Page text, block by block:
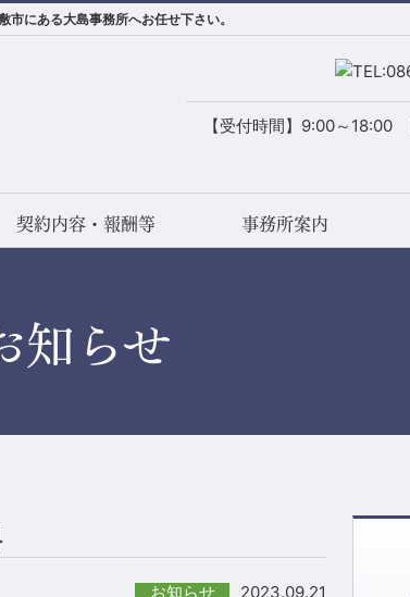
にある大島事務所へお任せ下さい。
【受付時間】9:00～18:00
契約内容・報酬等 事務所案内
知らせ
お知らせ 2023.09.21